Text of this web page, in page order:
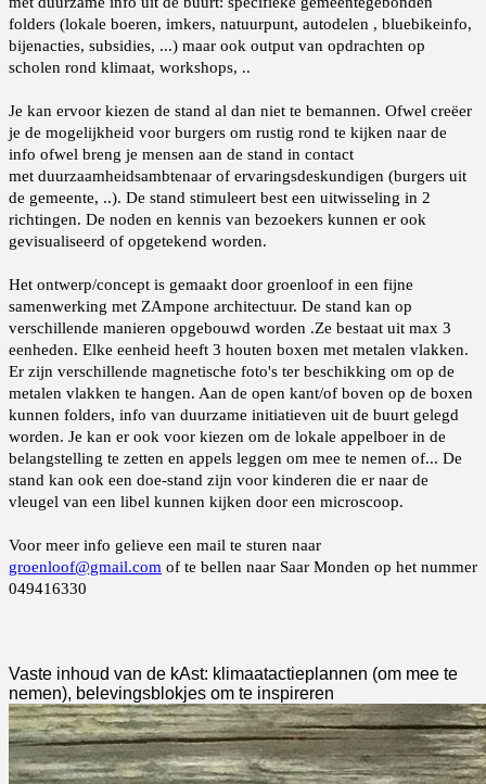
folders (lokale boeren, imkers, natuurpunt, autodelen , bluebikeinfo,
bijenacties, subsidies, ...) maar ook output van opdrachten op
scholen rond klimaat, workshops, ..
Je kan ervoor kiezen de stand al dan niet te bemannen. Ofwel creëer
je de mogelijkheid voor burgers om rustig rond te kijken naar de
info ofwel breng je mensen aan de stand in contact
met duurzaamheidsambtenaar of ervaringsdeskundigen (burgers uit
de gemeente, ..). De stand stimuleert best een uitwisseling in 2
richtingen. De noden en kennis van bezoekers kunnen er ook
gevisualiseerd of opgetekend worden.
Het ontwerp/concept is gemaakt door groenloof in een fijne
samenwerking met ZAmpone architectuur. De stand kan op
verschillende manieren opgebouwd worden .Ze bestaat uit max 3
eenheden. Elke eenheid heeft 3 houten boxen met metalen vlakken.
Er zijn verschillende magnetische foto's ter beschikking om op de
metalen vlakken te hangen. Aan de open kant/of boven op de boxen
kunnen folders, info van duurzame initiatieven uit de buurt gelegd
worden. Je kan er ook voor kiezen om de lokale appelboer in de
belangstelling te zetten en appels leggen om mee te nemen of... De
stand kan ook een doe-stand zijn voor kinderen die er naar de
vleugel van een libel kunnen kijken door een microscoop.
Voor meer info gelieve een mail te sturen naar
groenloof@gmail.com of te bellen naar Saar Monden op het nummer
049416330
Vaste inhoud van de kAst: klimaatactieplannen (om mee te
nemen), belevingsblokjes om te inspireren